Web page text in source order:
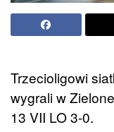
Trzecioligowi
wygrali w
13 VII LO 3-0.